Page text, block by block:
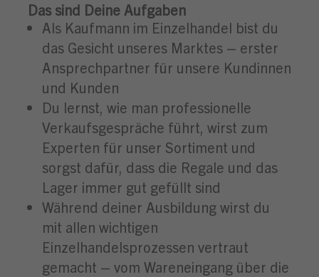
Das sind Deine Aufgaben
Als Kaufmann im Einzelhandel bist du
das Gesicht unseres Marktes – erster
Ansprechpartner für unsere Kundinnen
und Kunden
Du lernst, wie man professionelle
Verkaufsgespräche führt, wirst zum
Experten für unser Sortiment und
sorgst dafür, dass die Regale und das
Lager immer gut gefüllt sind
Während deiner Ausbildung wirst du
mit allen wichtigen
Einzelhandelsprozessen vertraut
gemacht – vom Wareneingang über die